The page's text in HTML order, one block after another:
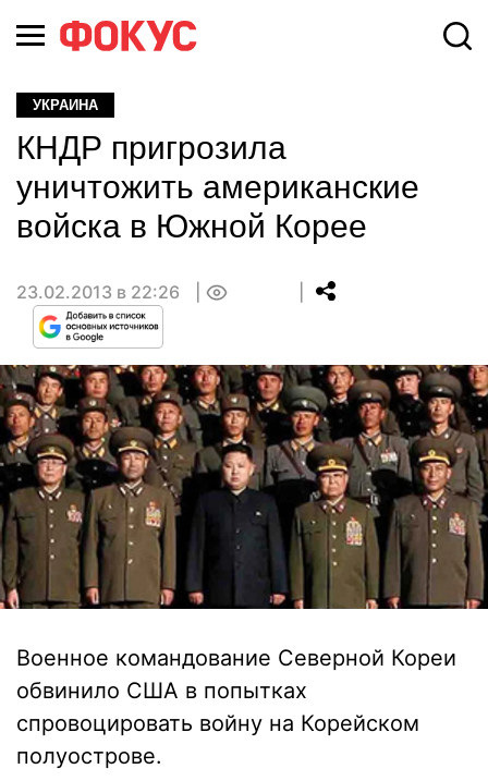
УКРАИНА
КНДР пригрозила
уничтожить американские
войска в Южной Корее
23.02.2013 в 22:26
Военное командование Северной Кореи
обвинило США в попытках
спровоцировать войну на Корейском
полуострове.